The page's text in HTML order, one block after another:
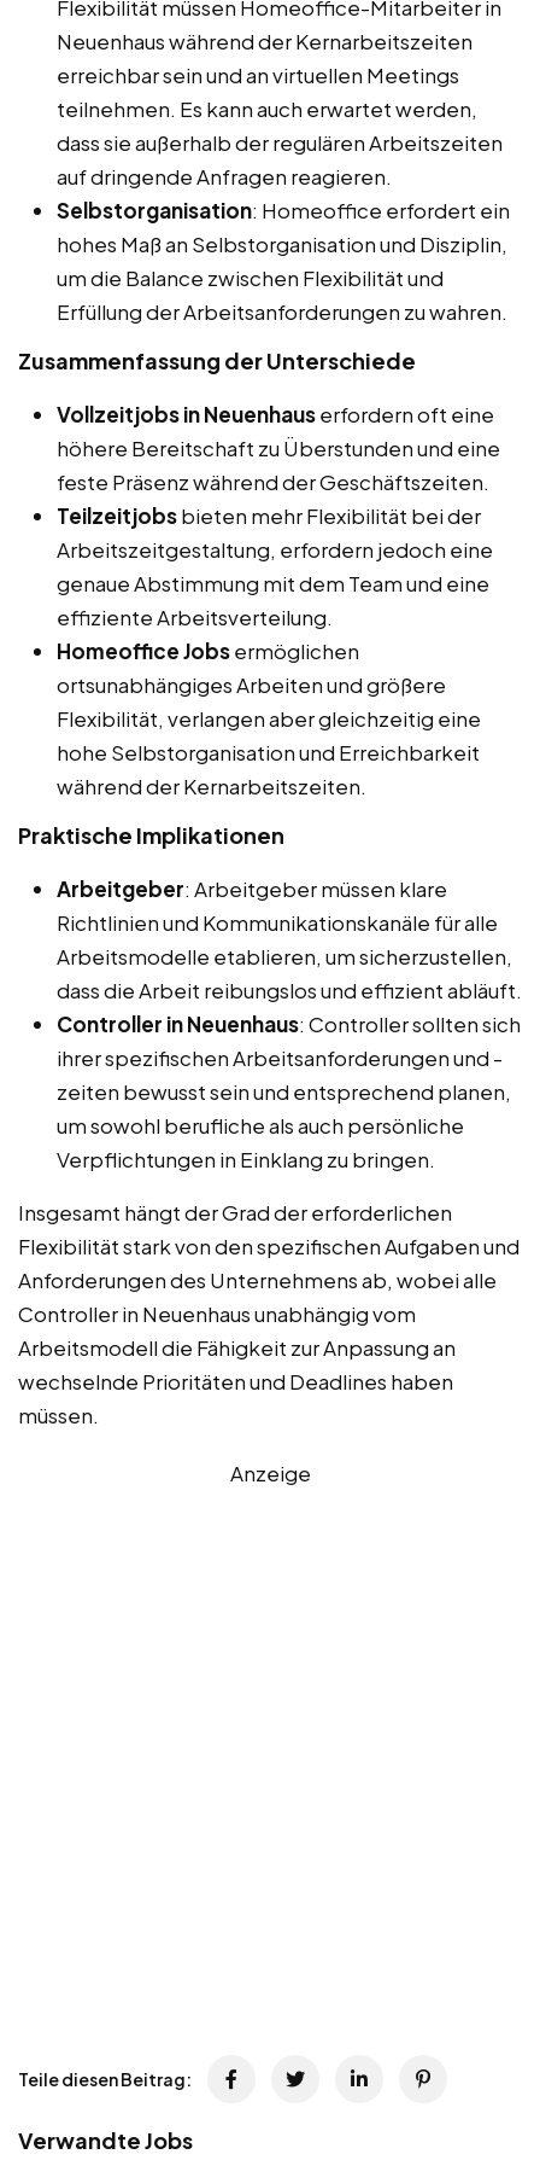
Flexibilität müssen Homeoffice-Mitarbeiter in
Neuenhaus während der Kernarbeitszeiten
erreichbar sein und an virtuellen Meetings
teilnehmen. Es kann auch erwartet werden,
dass sie außerhalb der regulären Arbeitszeiten
auf dringende Anfragen reagieren.
Selbstorganisation: Homeoffice erfordert ein
hohes Maß an Selbstorganisation und Disziplin,
um die Balance zwischen Flexibilität und
Erfüllung der Arbeitsanforderungen zu wahren.
Zusammenfassung der Unterschiede
Vollzeitjobs in Neuenhauserfordern oft eine
höhere Bereitschaft zu Überstunden und eine
feste Präsenz während der Geschäftszeiten.
Teilzeitjobsbieten mehr Flexibilität bei der
Arbeitszeitgestaltung, erfordern jedoch eine
genaue Abstimmung mit dem Team und eine
effiziente Arbeitsverteilung.
Homeoffice Jobsermöglichen
ortsunabhängiges Arbeiten und größere
Flexibilität, verlangen aber gleichzeitig eine
hohe Selbstorganisation und Erreichbarkeit
während der Kernarbeitszeiten.
Praktische Implikationen
Arbeitgeber: Arbeitgeber müssen klare
Richtlinien und Kommunikationskanäle für alle
Arbeitsmodelle etablieren, um sicherzustellen,
dass die Arbeit reibungslos und effizient abläuft.
Controller in Neuenhaus: Controller sollten sich
ihrer spezifischen Arbeitsanforderungen und -
zeiten bewusst sein und entsprechend planen,
um sowohl berufliche als auch persönliche
Verpflichtungen in Einklang zu bringen.
Insgesamt hängt der Grad der erforderlichen
Flexibilität stark von den spezifischen Aufgaben und
Anforderungen des Unternehmens ab, wobei alle
Controller in Neuenhaus unabhängig vom
Arbeitsmodell die Fähigkeit zur Anpassung an
wechselnde Prioritäten und Deadlines haben
müssen.
Anzeige
Teile diesen Beitrag:
Verwandte Jobs